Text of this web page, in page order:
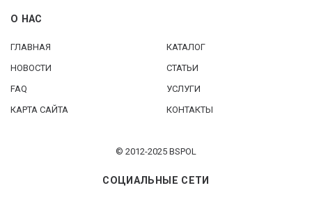
О НАС
ГЛАВНАЯ
КАТАЛОГ
НОВОСТИ
СТАТЬИ
FAQ
УСЛУГИ
КАРТА САЙТА
КОНТАКТЫ
© 2012-2025 BSPOL
СОЦИАЛЬНЫЕ СЕТИ